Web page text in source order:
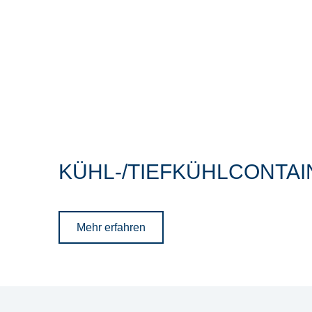
KÜHL-/
Mehr erfahren